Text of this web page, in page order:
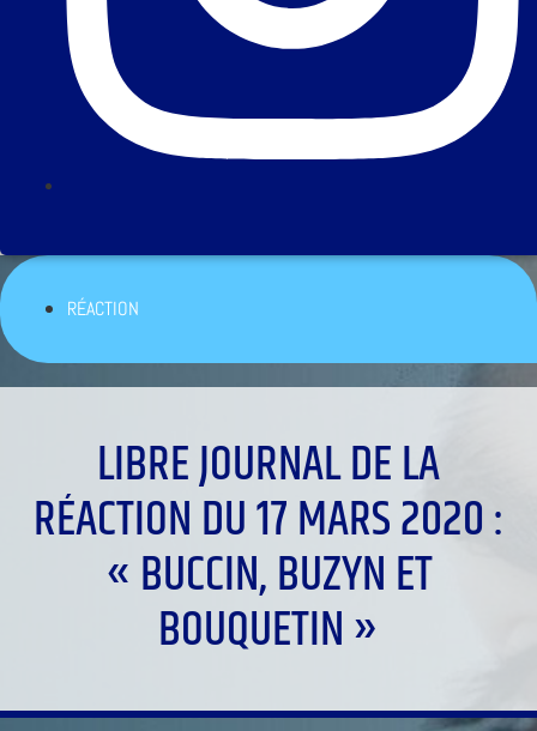
RÉACTION
LIBRE JOURNAL DE LA
RÉACTION DU 17 MARS 2020 :
« BUCCIN, BUZYN ET
BOUQUETIN »